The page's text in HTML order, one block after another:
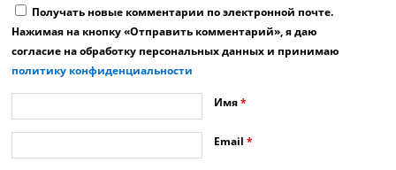
Получать новые комментарии по электронной почте.
Нажимая на кнопку «Отправить комментарий», я даю
согласие на обработку персональных данных и принимаю
политику конфиденциальности
Имя*
Email*